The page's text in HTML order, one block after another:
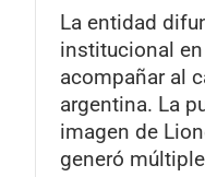
La entidad
institucional
acompañar al
argentina. La
imagen de
generó